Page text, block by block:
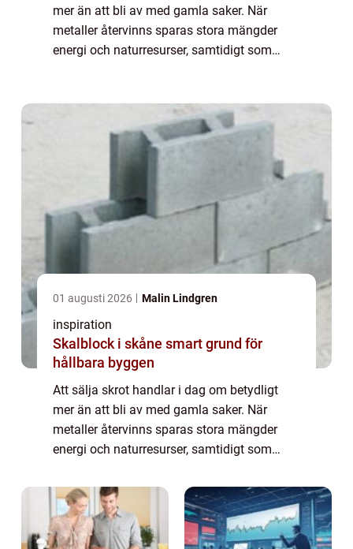
mer än att bli av med gamla saker. När
metaller återvinns sparas stora mängder
energi och naturresurser, samtidigt som
01 augusti 2026 Malin Lindgren
inspiration
Skalblock i skåne smart grund för
hållbara byggen
Att sälja skrot handlar i dag om betydligt
mer än att bli av med gamla saker. När
metaller återvinns sparas stora mängder
energi och naturresurser, samtidigt som
material som annars skulle ha hamnat på
tip...